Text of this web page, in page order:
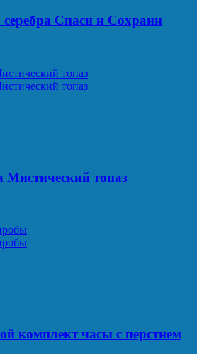
Спаси и Сохрани
Мистический топаз
комплект часы с перстнем